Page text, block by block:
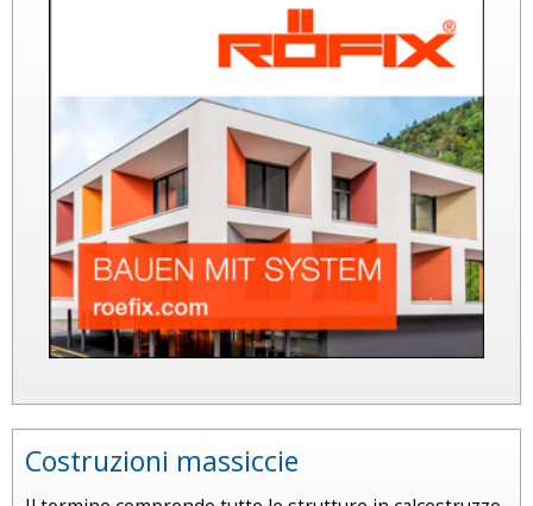
Costruzioni massiccie